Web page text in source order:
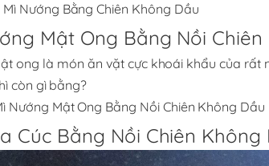
Nướng Bằng Chiên Không Dầu
Mật Ong Bằng Nồi
ong là món ăn vặt cực khoái khẩu của
còn gì bằng?
Nướng Mật Ong Bằng Nồi Chiên Không Dầu
Cúc Bằng Nồi Chiên Không